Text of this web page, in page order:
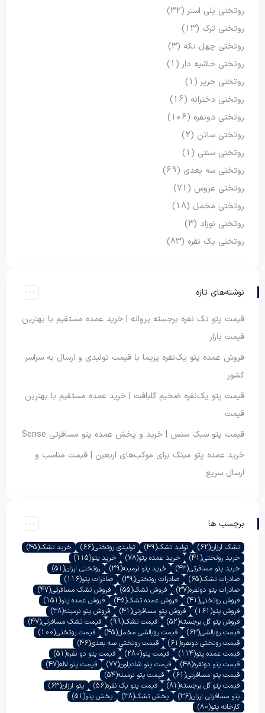
روتختی پلی استر (32)
روتختی ترک (13)
روتختی چهل تکه (3)
روتختی حاشیه دار (1)
روتختی حریر (1)
روتختی دخترانه (16)
روتختی دونفره (106)
روتختی ساتن (2)
روتختی سنتی (1)
روتختی سه بعدی (69)
روتختی عروس (71)
روتختی مخمل (18)
روتختی نوزاد (3)
روتختی یک نفره (83)
نوشته‌های تازه
قیمت پتو تک نفره برجسته پروانه | خرید عمده مستقیم با بهترین
قیمت بازار
فروش عمده پتو یک‌نفره پریما با قیمت تولیدی و ارسال به سراسر
کشور
قیمت پتو یک‌نفره ضخیم گلبافت | خرید عمده مستقیم با بهترین
قیمت
قیمت پتو سبک سنس | خرید و پخش عمده پتو مسافرتی Sense
خرید عمده پتو مینک برای موکب‌های اربعین | قیمت مناسب و
ارسال سریع
برچسب ها
تشک ارزان(62) تولید تشک(49) تولیدی روتختی(66) خرید تشک(45)
خرید روتختی(41) خرید عمده پتو(78) خرید پتو(115)
خرید پتو مسافرتی(43) خرید پتو نرمینه(39) روتختی ارزان(51)
صادرات تشک(65) صادرات روتختی(39) صادرات پتو(116)
صادرات پتو دونفره(37) فروش تشک(55) فروش تشک مسافرتی(47)
فروش روتختی(41) فروش عمده تشک(45) فروش عمده پتو(151)
فروش پتو(161) فروش پتو مسافرتی(41) فروش پتو نرمینه(38)
فروش پتو گل برجسته(52) قیمت تشک(99) قیمت تشک مسافرتی(47)
قیمت روبالشی(63) قیمت روبالشی مخمل(45) قیمت روتختی(100)
قیمت روتختی دونفره(61) قیمت روتختی سه بعدی(46)
قیمت عمده پتو(114) قیمت پتو(280) قیمت پتو دو نفره(51)
قیمت پتو دونفره(48) قیمت پتو شادیلون(77) قیمت پتو لاله(47)
قیمت پتو مسافرتی(61) قیمت پتو نرمینه(54)
قیمت پتو گل برجسته(81) قیمت پتو یک نفره(56) پتو ارزان(63)
پتو مسافرتی ارزان(36) پخش تشک(38) پخش پتو(51)
کارخانه پتو(80)